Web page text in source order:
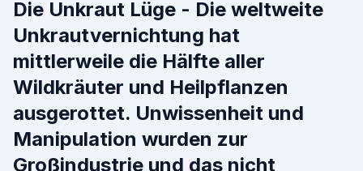
Die Unkraut Lüge - Die weltweite
Unkrautvernichtung hat
mittlerweile die Hälfte aller
Wildkräuter und Heilpflanzen
ausgerottet. Unwissenheit und
Manipulation wurden zur
Großindustrie und das nicht